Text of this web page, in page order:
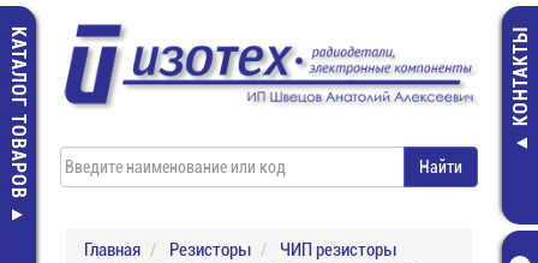
КАТАЛОГ ТОВАРОВ КОНТАКТЫ
Главная Резисторы
ЧИП резисторы